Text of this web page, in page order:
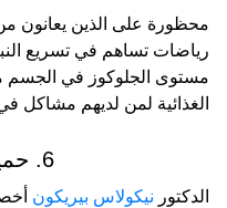
محظورة على الذين يعانون
رياضات تساهم في تسريع
مستوى الجلوكوز في الجسم
الغذائية لمن لديهم مشاكل
6. حمية بيريكون
الدكتور نيكولاس بيريكون